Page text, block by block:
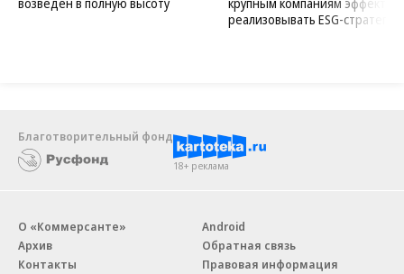
реализовывать ESG-стратегию
Благотворительный фонд
18+ реклама
О «Коммерсанте»
Архив
Контакты
Android
Обратная связь
Правовая информация